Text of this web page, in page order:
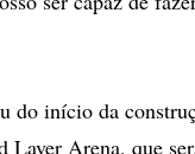
do início da
Laver Arena, que